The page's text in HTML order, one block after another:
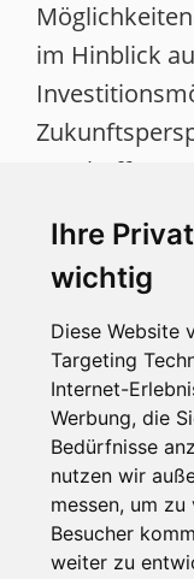
Ihre
wichtig
Diese Website
Targeting
Internet-
Werbung, die
Bedürfnisse
nutzen wir
messen, um
Besucher
weiter zu
im Hinblick
geschaffen.
Objekten ab
Miete kann
Markt
unserem
noch nicht
eine